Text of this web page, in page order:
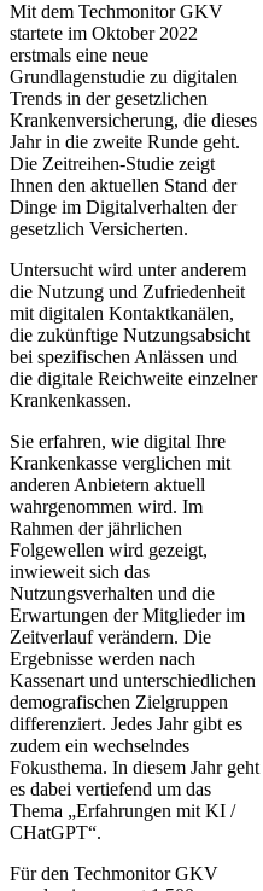
Mit dem Techmonitor GKV
startete im Oktober 2022
erstmals eine neue
Grundlagenstudie zu digitalen
Trends in der gesetzlichen
Krankenversicherung, die dieses
Jahr in die zweite Runde geht.
Die Zeitreihen-Studie zeigt
Ihnen den aktuellen Stand der
Dinge im Digitalverhalten der
gesetzlich Versicherten.
Untersucht wird unter anderem
die Nutzung und Zufriedenheit
mit digitalen Kontaktkanälen,
die zukünftige Nutzungsabsicht
bei spezifischen Anlässen und
die digitale Reichweite einzelner
Krankenkassen.
Sie erfahren, wie digital Ihre
Krankenkasse verglichen mit
anderen Anbietern aktuell
wahrgenommen wird. Im
Rahmen der jährlichen
Folgewellen wird gezeigt,
inwieweit sich das
Nutzungsverhalten und die
Erwartungen der Mitglieder im
Zeitverlauf verändern. Die
Ergebnisse werden nach
Kassenart und unterschiedlichen
demografischen Zielgruppen
differenziert. Jedes Jahr gibt es
zudem ein wechselndes
Fokusthema. In diesem Jahr geht
es dabei vertiefend um das
Thema „Erfahrungen mit KI /
CHatGPT“.
Für den Techmonitor GKV